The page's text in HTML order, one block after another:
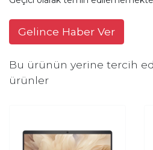
Gelince Haber Ver
Bu ürünün yerine tercih
ürünler